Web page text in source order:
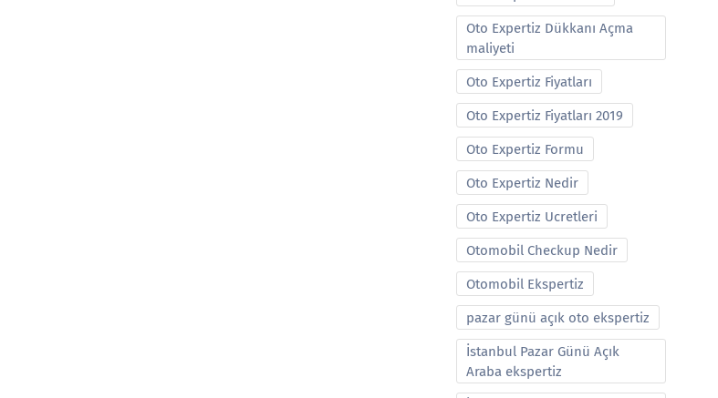
Oto Expertiz Dükkanı Açma
maliyeti
Oto Expertiz Fiyatları
Oto Expertiz Fiyatları 2019
Oto Expertiz Formu
Oto Expertiz Nedir
Oto Expertiz Ucretleri
Otomobil Checkup Nedir
Otomobil Ekspertiz
pazar günü açık oto ekspertiz
İstanbul Pazar Günü Açık
Araba ekspertiz